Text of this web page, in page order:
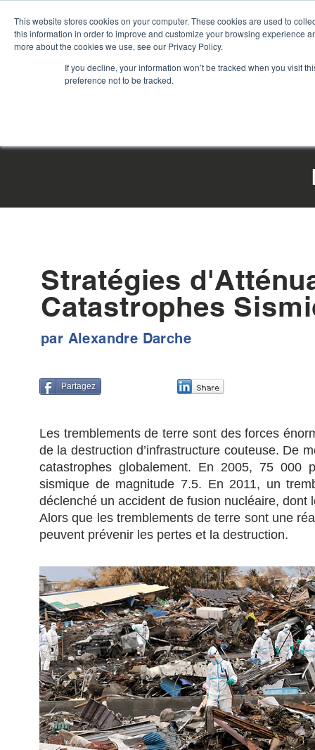
This website stores cookies on your computer. These cookies are used to
this information in order to improve and customize your browsing experience
more about the cookies we use, see our Privacy Policy.
If you decline, your information won’t be tracked when you visit
preference not to be tracked.
Stratégies
Catastrophes
par Alexandre Darche
Partagez
Les tremblements de terre sont des forces
de la destruction d’infrastructure couteuse. De
catastrophes globalement. En 2005, 75 000
sismique de magnitude 7.5. En 2011, un
déclenché un accident de fusion nucléaire, dont
Alors que les tremblements de terre sont une
peuvent prévenir les pertes et la destruction.